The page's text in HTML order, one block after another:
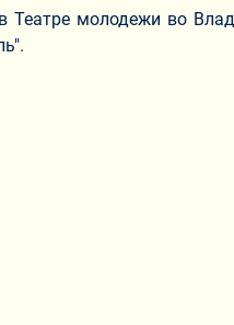
молодежи во